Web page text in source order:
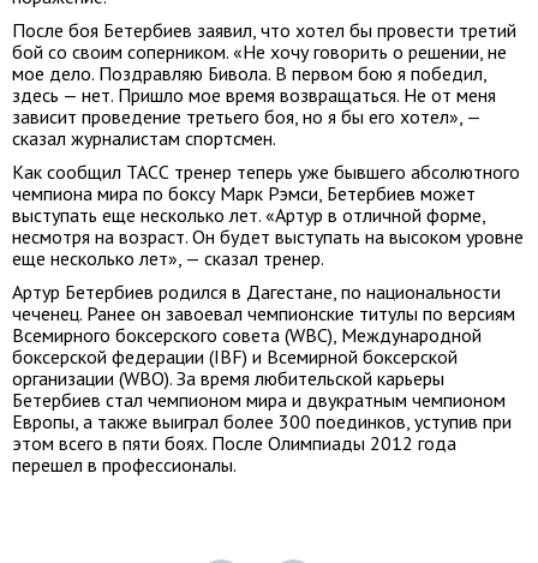
После боя Бетербиев заявил, что хотел бы провести третий
бой со своим соперником. «Не хочу говорить о решении, не
мое дело. Поздравляю Бивола. В первом бою я победил,
здесь — нет. Пришло мое время возвращаться. Не от меня
зависит проведение третьего боя, но я бы его хотел», —
сказал журналистам спортсмен.
Как сообщил ТАСС тренер теперь уже бывшего абсолютного
чемпиона мира по боксу Марк Рэмси, Бетербиев может
выступать еще несколько лет. «Артур в отличной форме,
несмотря на возраст. Он будет выступать на высоком уровне
еще несколько лет», — сказал тренер.
Артур Бетербиев родился в Дагестане, по национальности
чеченец. Ранее он завоевал чемпионские титулы по версиям
Всемирного боксерского совета (WBC), Международной
боксерской федерации (IBF) и Всемирной боксерской
организации (WBO). За время любительской карьеры
Бетербиев стал чемпионом мира и двукратным чемпионом
Европы, а также выиграл более 300 поединков, уступив при
этом всего в пяти боях. После Олимпиады 2012 года
перешел в профессионалы.